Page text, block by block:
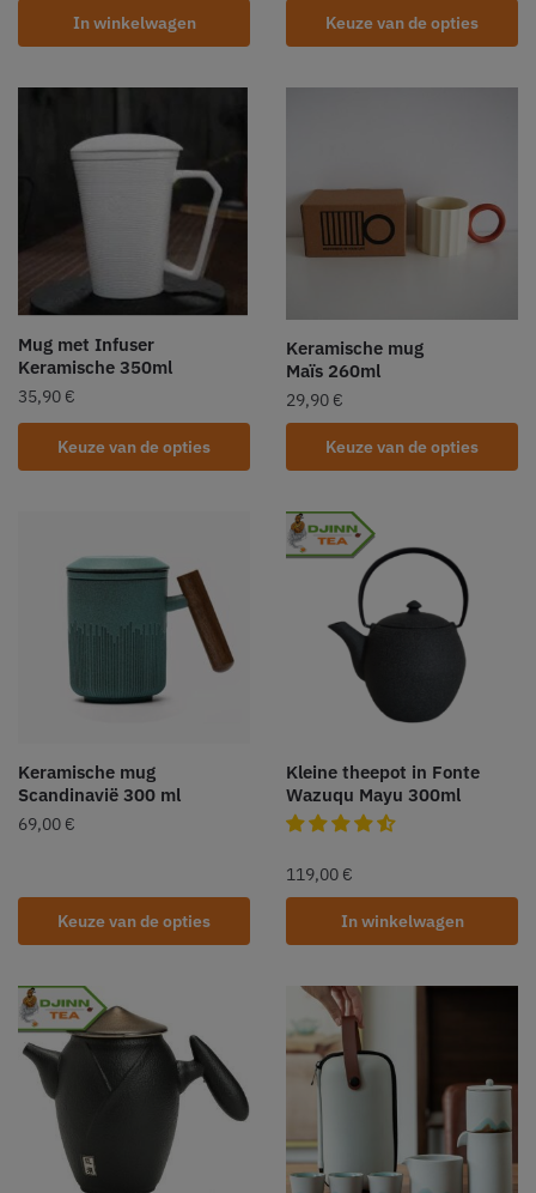
In winkelwagen Keuze van de opties
Mug met Infuser
Keramische 350ml
35,90 €
Keuze van de opties
Keramische mug
Maïs 260ml
29,90 €
Keuze van de opties
Keramische mug
Scandinavië 300 ml
69,00 €
Keuze van de opties
Kleine theepot in Fonte
Wazuqu Mayu 300ml
119,00 €
In winkelwagen